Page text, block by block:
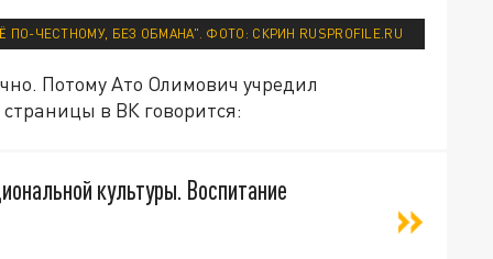
ЧЕСТНОМУ, БЕЗ ОБМАНА". ФОТО: СКРИН RUSPROFILE.RU
Потому Ато Олимович учредил
в ВК говорится:
культуры. Воспитание